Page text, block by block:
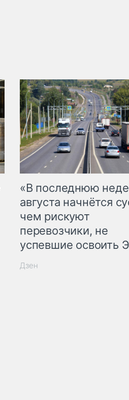
«В последнюю
августа начнётся
чем рискуют
перевозчики, не
успевшие освоить
Дзен